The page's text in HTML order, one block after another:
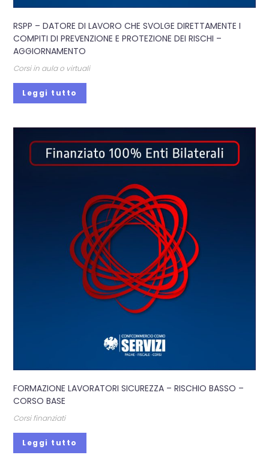
RSPP – DATORE DI LAVORO CHE SVOLGE DIRETTAMENTE I
COMPITI DI PREVENZIONE E PROTEZIONE DEI RISCHI –
AGGIORNAMENTO
Corsi in aula o virtuali
Leggi tutto
FORMAZIONE LAVORATORI SICUREZZA – RISCHIO BASSO –
CORSO BASE
Corsi finanziati
Leggi tutto